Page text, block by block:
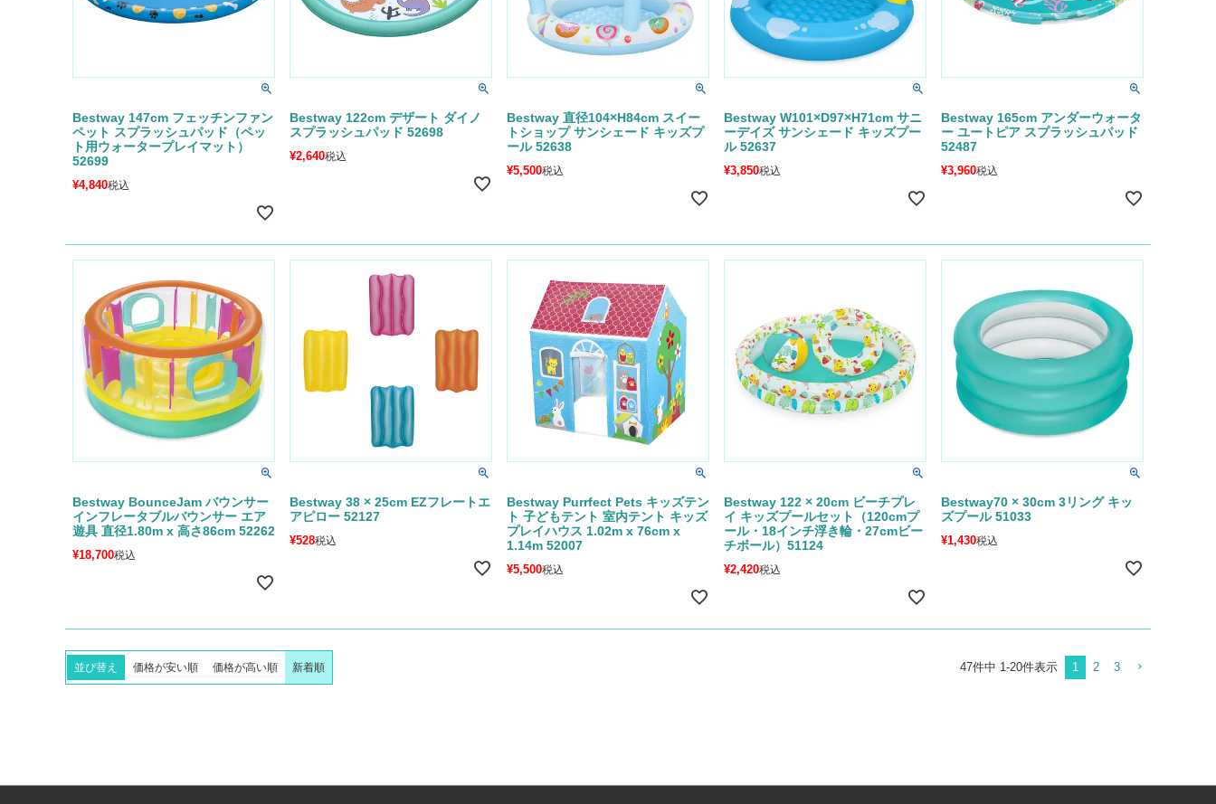
Bestway 147cm フェッチンファン
ペット スプラッシュパッド（ペッ
ト用ウォータープレイマット）
52699
¥4,840税込
Bestway 122cm デザート ダイノ
スプラッシュパッド 52698
¥2,640税込
Bestway 直径104×H84cm スイー
トショップ サンシェード キッズプ
ール 52638
¥5,500税込
Bestway W101×D97×H71cm サニ
ーデイズ サンシェード キッズプー
ル 52637
¥3,850税込
Bestway 165cm アンダーウォータ
ー ユートピア スプラッシュパッド
52487
¥3,960税込
Bestway BounceJam バウンサー
インフレータブルバウンサー エア
遊具 直径1.80m x 高さ86cm 52262
¥18,700税込
Bestway 38 × 25cm EZフレートエ
アピロー 52127
¥528税込
Bestway Purrfect Pets キッズテン
ト 子どもテント 室内テント キッズ
プレイハウス 1.02m x 76cm x
1.14m 52007
¥5,500税込
Bestway 122 × 20cm ビーチプレ
イ キッズプールセット（120cmプ
ール・18インチ浮き輪・27cmビー
チボール）51124
¥2,420税込
Bestway70 × 30cm 3リング キッ
ズプール 51033
¥1,430税込
並び替え 価格が安い順 価格が高い順 新着順 47件中 1-20件表示 1 2 3